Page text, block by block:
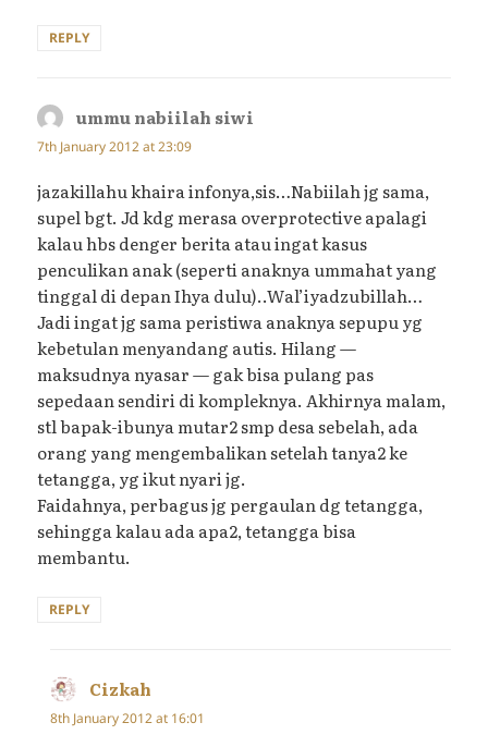
REPLY
ummu nabiilah siwi
7th January 2012 at 23:09
jazakillahu khaira infonya,sis…Nabiilah jg sama,
supel bgt. Jd kdg merasa overprotective apalagi
kalau hbs denger berita atau ingat kasus
penculikan anak (seperti anaknya ummahat yang
tinggal di depan Ihya dulu)..Wal’iyadzubillah…
Jadi ingat jg sama peristiwa anaknya sepupu yg
kebetulan menyandang autis. Hilang —
maksudnya nyasar — gak bisa pulang pas
sepedaan sendiri di kompleknya. Akhirnya malam,
stl bapak-ibunya mutar2 smp desa sebelah, ada
orang yang mengembalikan setelah tanya2 ke
tetangga, yg ikut nyari jg.
Faidahnya, perbagus jg pergaulan dg tetangga,
sehingga kalau ada apa2, tetangga bisa
membantu.
REPLY
Cizkah
8th January 2012 at 16:01